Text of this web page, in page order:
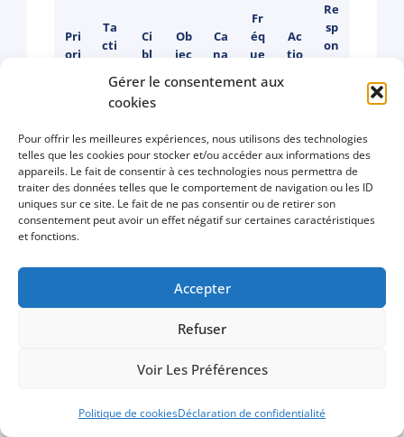
Gérer le consentement aux
cookies
Pour offrir les meilleures expériences, nous utilisons des technologies
telles que les cookies pour stocker et/ou accéder aux informations des
appareils. Le fait de consentir à ces technologies nous permettra de
traiter des données telles que le comportement de navigation ou les ID
uniques sur ce site. Le fait de ne pas consentir ou de retirer son
consentement peut avoir un effet négatif sur certaines caractéristiques
et fonctions.
Accepter
Refuser
Voir Les Préférences
Politique de cookiesDéclaration de confidentialité
Pri
ori
Ta
cti
e
Ci
bl
e
Ob
jec
Ca
na
Fr
éq
ue
e
Ac
tio
Re
sp
on
Att
ire
r
de
no
uv
ux
Ca
m
pa
gn
e
ogl
Pr
pe
Au
gm
en
ter
tra
fic
%
Pu
bli
cit
é
Go
ea
ux
so
ux
1
ca
m
gn
Cr
éer
de
s
an
nc
Re
sp
on
tin
En